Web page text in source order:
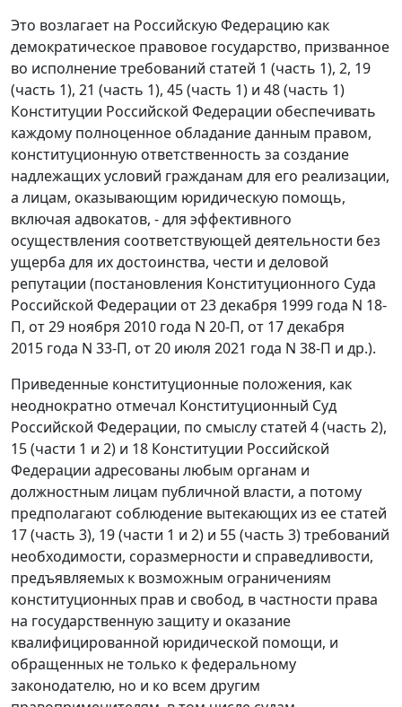
Это возлагает на Российскую Федерацию как
демократическое правовое государство, призванное
во исполнение требований статей 1 (часть 1), 2, 19
(часть 1), 21 (часть 1), 45 (часть 1) и 48 (часть 1)
Конституции Российской Федерации обеспечивать
каждому полноценное обладание данным правом,
конституционную ответственность за создание
надлежащих условий гражданам для его реализации,
а лицам, оказывающим юридическую помощь,
включая адвокатов, - для эффективного
осуществления соответствующей деятельности без
ущерба для их достоинства, чести и деловой
репутации (постановления Конституционного Суда
Российской Федерации от 23 декабря 1999 года N 18-
П, от 29 ноября 2010 года N 20-П, от 17 декабря
2015 года N 33-П, от 20 июля 2021 года N 38-П и др.).
Приведенные конституционные положения, как
неоднократно отмечал Конституционный Суд
Российской Федерации, по смыслу статей 4 (часть 2),
15 (части 1 и 2) и 18 Конституции Российской
Федерации адресованы любым органам и
должностным лицам публичной власти, а потому
предполагают соблюдение вытекающих из ее статей
17 (часть 3), 19 (части 1 и 2) и 55 (часть 3) требований
необходимости, соразмерности и справедливости,
предъявляемых к возможным ограничениям
конституционных прав и свобод, в частности права
на государственную защиту и оказание
квалифицированной юридической помощи, и
обращенных не только к федеральному
законодателю, но и ко всем другим